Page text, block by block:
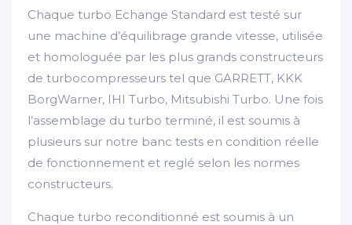
Chaque turbo Echange Standard est testé sur
une machine d’équilibrage grande vitesse, utilisée
et homologuée par les plus grands constructeurs
de turbocompresseurs tel que GARRETT, KKK
BorgWarner, IHI Turbo, Mitsubishi Turbo. Une fois
l’assemblage du turbo terminé, il est soumis à
plusieurs sur notre banc tests en condition réelle
de fonctionnement et reglé selon les normes
constructeurs.
Chaque turbo reconditionné est soumis à un